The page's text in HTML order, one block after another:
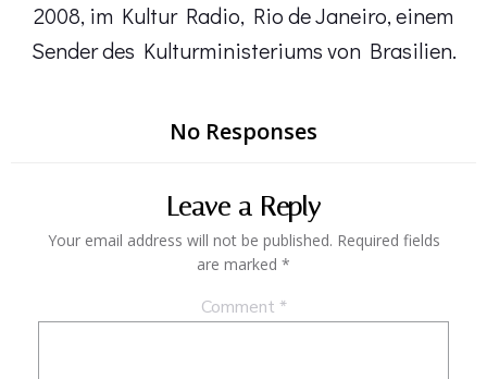
2008, im Kultur Radio, Rio de Janeiro, einem
Sender des Kulturministeriums von Brasilien.
No Responses
Leave a Reply
Your email address will not be published. Required fields
are marked *
Comment *